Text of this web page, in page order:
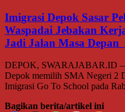
Imigrasi Depok Sasar
Waspadai Jebakan
Jadi Jalan Masa Depan
DEPOK, SWARAJABAR.ID
Depok memilih SMA Negeri 2
Imigrasi Go To School pada
Bagikan berita/artikel ini